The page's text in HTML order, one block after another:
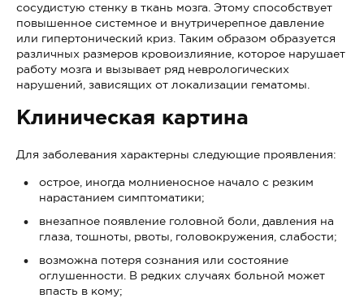
сосудистую стенку в ткань мозга. Этому способствует
повышенное системное и внутричерепное давление
или гипертонический криз. Таким образом образуется
различных размеров кровоизлияние, которое нарушает
работу мозга и вызывает ряд неврологических
нарушений, зависящих от локализации гематомы.
Клиническая картина
Для заболевания характерны следующие проявления:
острое, иногда молниеносное начало с резким
нарастанием симптоматики;
внезапное появление головной боли, давления на
глаза, тошноты, рвоты, головокружения, слабости;
возможна потеря сознания или состояние
оглушенности. В редких случаях больной может
впасть в кому;